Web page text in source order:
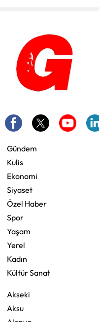
Gündem
Kulis
Ekonomi
Siyaset
Özel Haber
Spor
Yaşam
Yerel
Kadın
Kültür Sanat
Akseki
Aksu